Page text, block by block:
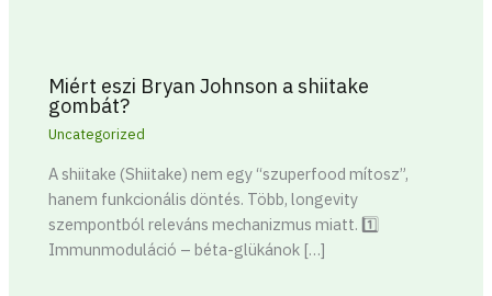
Miért eszi Bryan Johnson a shiitake
gombát?
Uncategorized
A shiitake (Shiitake) nem egy “szuperfood mítosz”,
hanem funkcionális döntés. Több, longevity
szempontból releváns mechanizmus miatt. 1️⃣
Immunmoduláció – béta-glükánok […]